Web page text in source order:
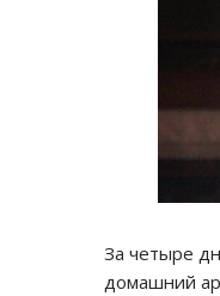
За четыре
домашний